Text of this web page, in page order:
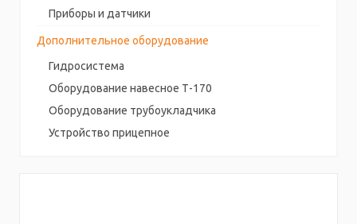
Приборы и датчики
Дополнительное оборудование
Гидросистема
Оборудование навесное Т-170
Оборудование трубоукладчика
Устройство прицепное